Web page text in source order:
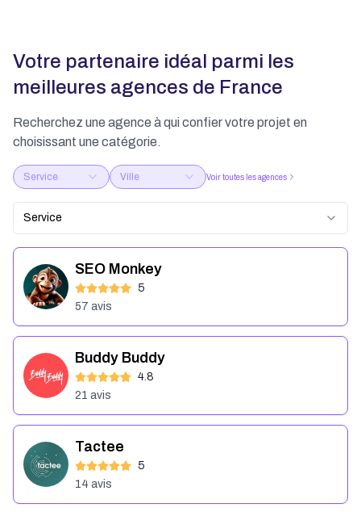
Votre partenaire idéal parmi les
meilleures agences de France
Recherchez une agence à qui confier votre projet en
choisissant une catégorie.
Service Ville Voir toutes les agences
Service
SEO Monkey
5
57 avis
Buddy Buddy
4.8
21 avis
Tactee
5
14 avis